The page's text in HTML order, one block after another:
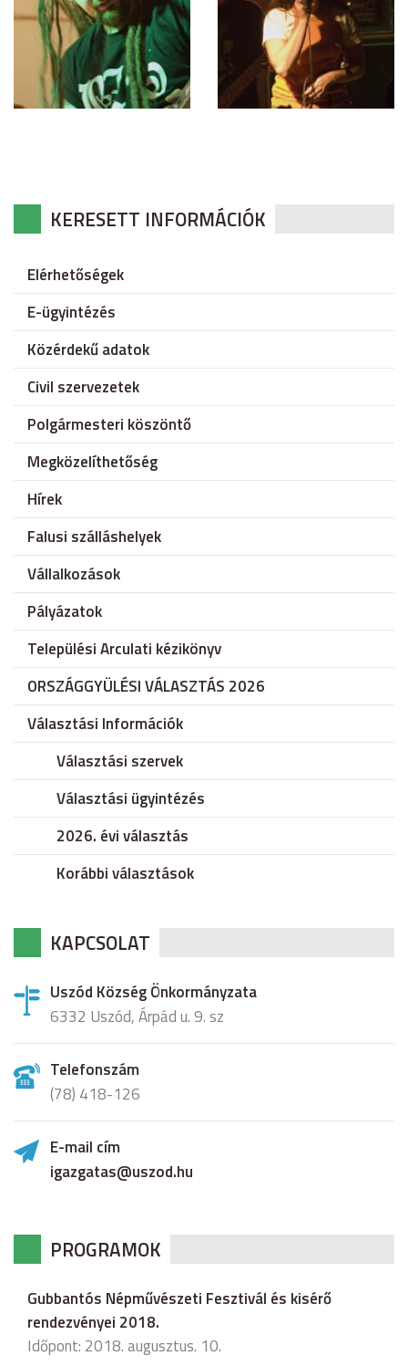
KERESETT INFORMÁCIÓK
Elérhetőségek
E-ügyintézés
Közérdekű adatok
Civil szervezetek
Polgármesteri köszöntő
Megközelíthetőség
Hírek
Falusi szálláshelyek
Vállalkozások
Pályázatok
Települési Arculati kézikönyv
ORSZÁGGYÜLÉSI VÁLASZTÁS 2026
Választási Információk
Választási szervek
Választási ügyintézés
2026. évi választás
Korábbi választások
KAPCSOLAT
Uszód Község Önkormányzata
6332 Uszód, Árpád u. 9. sz
Telefonszám
(78) 418-126
E-mail cím
igazgatas@uszod.hu
PROGRAMOK
Gubbantós Népművészeti Fesztivál és kisérő
rendezvényei 2018.
Időpont: 2018. augusztus. 10.